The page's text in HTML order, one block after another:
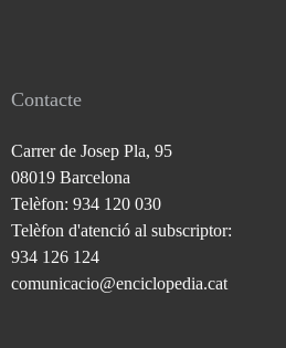
Contacte
Carrer de Josep Pla, 95
08019 Barcelona
Telèfon: 934 120 030
Telèfon d'atenció al subscriptor:
934 126 124
comunicacio@enciclopedia.cat